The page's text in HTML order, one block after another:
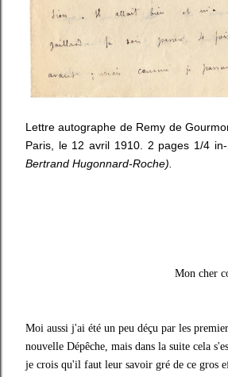
Lettre autographe de Remy de
Paris, le 12 avril 1910. 2 pages 1/4
Bertrand Hugonnard-Roche).
Paris 12
Mon cher confrère
Moi aussi j'ai été un peu déçu par les
nouvelle Dépêche, mais dans la suite cela
je crois qu'il faut leur savoir gré de ce gros